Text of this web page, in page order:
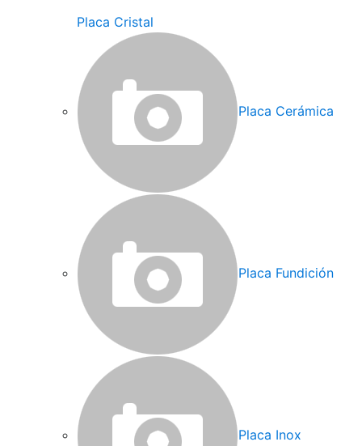
Placa Cristal
Placa Cerámica
Placa Fundición
Placa Inox